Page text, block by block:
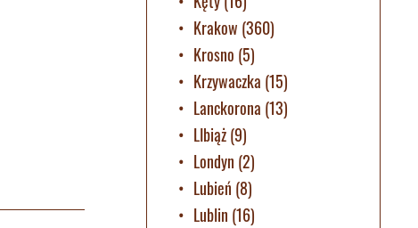
Krakow (360)
Krosno (5)
Krzywaczka (15)
Lanckorona (13)
LIbiąż(9)
Londyn (2)
Lubień (8)
Lublin (16)